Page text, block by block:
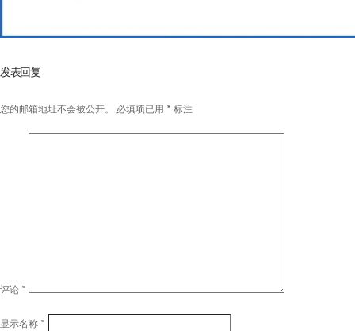
发表回复
您的邮箱地址不会被公开。 必填项已用 * 标注
评论 *
显示名称 *